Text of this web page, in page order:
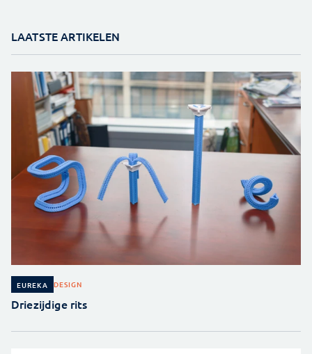
LAATSTE ARTIKELEN
EUREKA DESIGN
Driezijdige rits